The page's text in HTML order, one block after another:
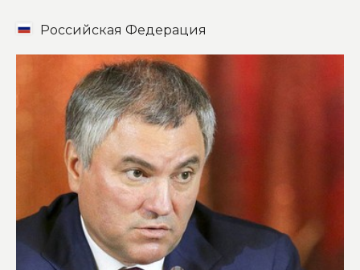
Российская Федерация